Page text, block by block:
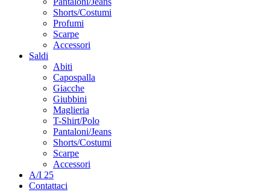
Shorts/Costumi
Profumi
Scarpe
Accessori
Saldi
Abiti
Capospalla
Giacche
Giubbini
Maglieria
T-Shirt/Polo
Pantaloni/Jeans
Shorts/Costumi
Scarpe
Accessori
A/I 25
Contattaci